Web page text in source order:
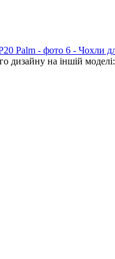
дизайну на іншій моделі: